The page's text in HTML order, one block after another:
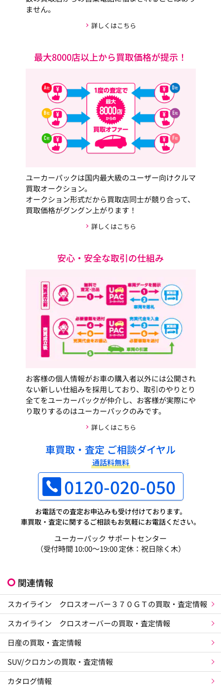
ません。
詳しくはこちら
最大8000店以上から買取価格が提示！
ユーカーパックは国内最大級のユーザー向けクルマ
買取オークション。
オークション形式だから買取店同士が競り合って、
買取価格がグングン上がります！
詳しくはこちら
安心・安全な取引の仕組み
お客様の個人情報がお車の購入者以外には公開され
ない新しい仕組みを採用しており、取引のやりとり
全てをユーカーパックが仲介し、お客様が実際にや
り取りするのはユーカーパックのみです。
詳しくはこちら
車買取・査定 ご相談ダイヤル
通話料無料
0120-020-050
お電話での査定お申込みも受け付けております。
車買取・査定に関するご相談もお気軽にお電話ください。
ユーカーパック サポートセンター
（受付時間 10:00～19:00 定休：祝日除く木）
関連情報
スカイライン クロスオーバー３７０ＧＴの買取・査定情報
スカイライン クロスオーバーの買取・査定情報
日産の買取・査定情報
SUV/クロカンの買取・査定情報
カタログ情報